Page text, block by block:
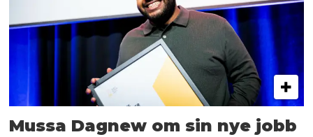
Mussa Dagnew om sin nye jobb